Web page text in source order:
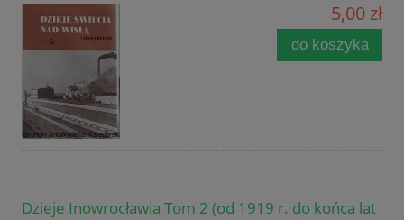
5,00 zł
do koszyka
Dzieje Inowrocławia Tom 2 (od 1919 r. do końca lat